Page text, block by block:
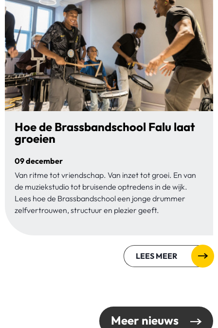
Hoe de Brassbandschool Falu laat
groeien
09 december
Van ritme tot vriendschap. Van inzet tot groei. En van
de muziekstudio tot bruisende optredens in de wijk.
Lees hoe de Brassbandschool een jonge drummer
zelfvertrouwen, structuur en plezier geeft.
LEES MEER
Meer nieuws